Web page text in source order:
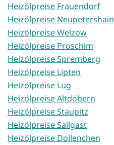
Heizölpreise Frauendorf
Heizölpreise Neupetershain
Heizölpreise Welzow
Heizölpreise Proschim
Heizölpreise Spremberg
Heizölpreise Lipten
Heizölpreise Lug
Heizölpreise Altdöbern
Heizölpreise Staupitz
Heizölpreise Sallgast
Heizölpreise Dollenchen